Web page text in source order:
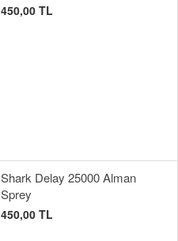
450,00 TL
Shark Delay 25000 Alman
Sprey
450,00 TL